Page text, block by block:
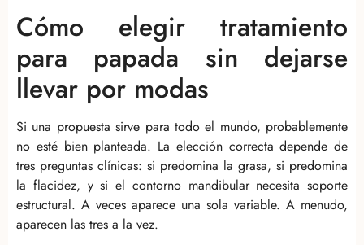
Cómo elegir tratamiento
para papada sin dejarse
llevar por modas
Si una propuesta sirve para todo el mundo, probablemente
no esté bien planteada. La elección correcta depende de
tres preguntas clínicas: si predomina la grasa, si predomina
la flacidez, y si el contorno mandibular necesita soporte
estructural. A veces aparece una sola variable. A menudo,
aparecen las tres a la vez.